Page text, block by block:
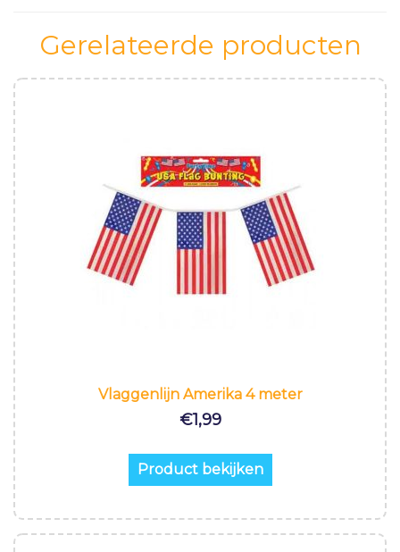
Gerelateerde producten
Vlaggenlijn Amerika 4 meter
€1,99
Product bekijken